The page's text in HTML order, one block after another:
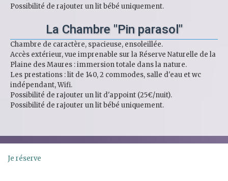
Possibilité de rajouter un lit bébé uniquement.
La Chambre "Pin parasol"
Chambre de caractère, spacieuse, ensoleillée.
Accès extérieur, vue imprenable sur la Réserve Naturelle de la
Plaine des Maures : immersion totale dans la nature.
Les prestations : lit de 140, 2 commodes, salle d'eau et wc
indépendant, Wifi.
Possibilité de rajouter un lit d'appoint (25€/nuit).
Possibilité de rajouter un lit bébé uniquement.
Je réserve